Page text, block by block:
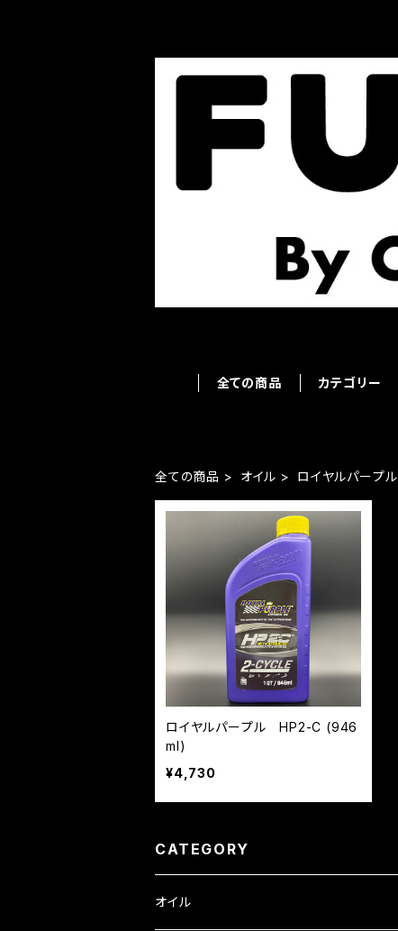
全ての商品 カテゴリー
全ての商品 オイル ロイヤルパープル
ロイヤルパープル HP2-C (946
ml)
¥4,730
CATEGORY
オイル